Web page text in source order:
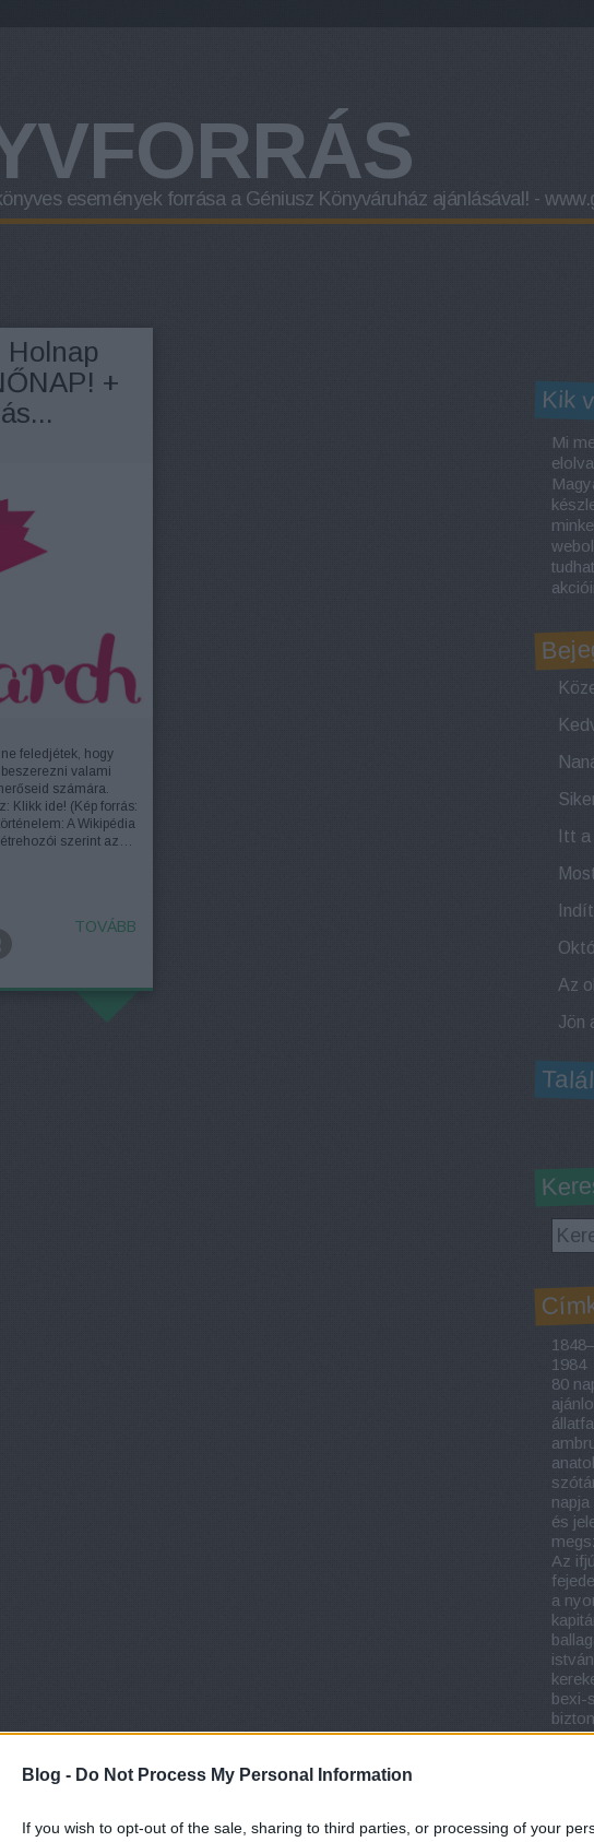
Blog - Do Not Process My Personal Information
If you wish to opt-out of the sale, sharing to third parties, or processing of your
események forrása a Géniusz Könyváruház ajánlásával! -
Holnap
+
feledjétek, hogy
valami
számára.
Klikk ide! (Kép forrás:
A Wikipédia
szerint az…
TOVÁBB
Kik
Mi
Itt
1984
80
napja
és
Az
a
istván
bexi-
böjte
cseh